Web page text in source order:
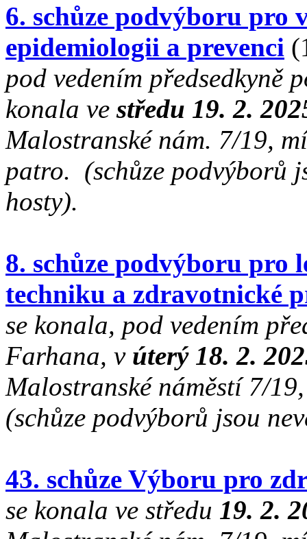
6. schůze podvýboru pro
epidemiologii a prevenci
pod vedením předsedkyně
konala vestředu 19. 2.
Malostranské nám. 7/19,
patro. (schůze podvýborů
hosty).
8. schůze podvýboru
techniku a zdravotnické
se konala, pod vedením
Farhana, v úterý 18. 2.
Malostranské náměstí 7/
(schůze podvýborů jsou
43. schůze Výboru pro
se konala ve středu 19. 2.